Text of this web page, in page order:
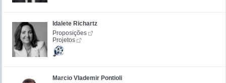
Idalete Richartz
Proposições
Projetos
Marcio Vlademir Pontioli